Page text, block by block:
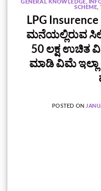
SCHEME
LPG
ಮನೆಯಲ್ಲಿರುವ
50 ಲಕ್ಷ ಉಚಿತ
ಮಾಡಿ ವಿಮೆ ಇಲ್ಲಾ
POSTED ON